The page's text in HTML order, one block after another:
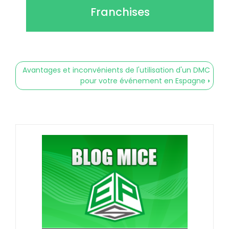
Franchises
Liens
transversaux
de
trucos
para
Avantages et inconvénients de l'utilisation d'un DMC
pour votre événement en Espagne ›